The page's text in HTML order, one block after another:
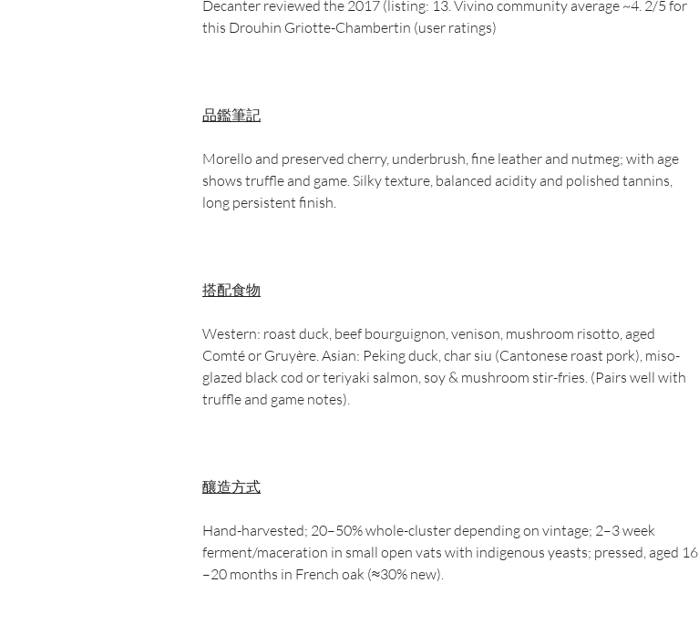
Decanter reviewed the 2017 (listing: 13. Vivino community average ~4. 2/5 for
this Drouhin Griotte-Chambertin (user ratings)
品鑑筆記
Morello and preserved cherry, underbrush, fine leather and nutmeg; with age
shows truffle and game. Silky texture, balanced acidity and polished tannins,
long persistent finish.
搭配食物
Western: roast duck, beef bourguignon, venison, mushroom risotto, aged
Comté or Gruyère. Asian: Peking duck, char siu (Cantonese roast pork), miso-
glazed black cod or teriyaki salmon, soy & mushroom stir-fries. (Pairs well with
truffle and game notes).
釀造方式
Hand-harvested; 20–50% whole-cluster depending on vintage; 2–3 week
ferment/maceration in small open vats with indigenous yeasts; pressed, aged 16
–20 months in French oak (≈30% new).